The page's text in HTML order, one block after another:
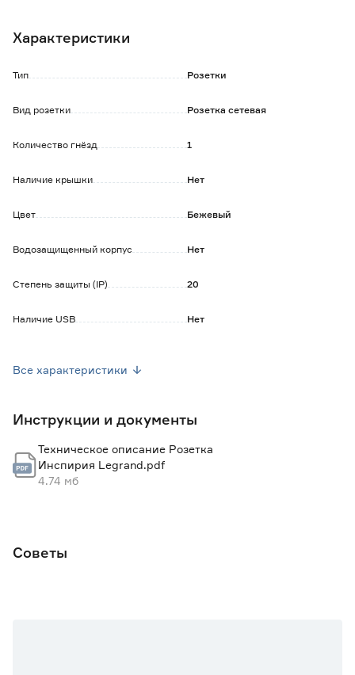
Максимальная мощность 3680 Вт.
Совместима со всеми рамками коллекций Инспирия
Обратите внимание:
упаковках со старым и новым дизайном.
Характеристики
Тип Розетки
Вид розетки Розетка сетевая
Количество гнёзд 1
Наличие крышки Нет
Цвет Бежевый
Водозащищенный корпус Нет
Степень защиты (IP) 20
Наличие USB Нет
Марка Daccord
Серия
Все характеристики
Инструкции и документы
Техническое описание Розетка
Инспирия Legrand.pdf
4.74 мб
Советы